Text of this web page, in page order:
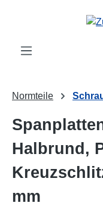
Zum Hauptinhalt
Normteile
Halbrund,
mm